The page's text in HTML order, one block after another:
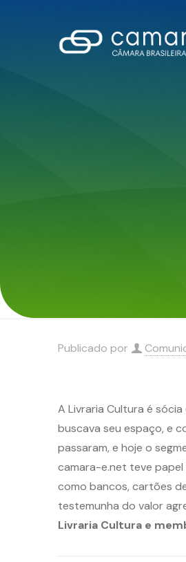
Publicado por
A Livraria Cultura é
buscava seu espaço, e
passaram, e hoje o
camara-e.net teve
como bancos, cartões
testemunha do valor
Livraria Cultura e